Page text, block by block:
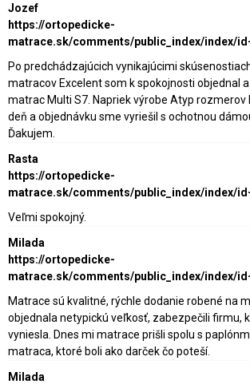
Jozef
https://ortopedicke-
matrace.sk/comments/public_index/index/
Po predchádzajúcich vynikajúcimi
matracov Excelent som k spokojnosti objednal
matrac Multi S7. Napriek výrobe Atyp rozmerov
deň a objednávku sme vyriešil s ochotnou
Ďakujem.
Rasta
https://ortopedicke-
matrace.sk/comments/public_index/index/
Veľmi spokojný.
Milada
https://ortopedicke-
matrace.sk/comments/public_index/index/
Matrace sú kvalitné, rýchle dodanie robené na
objednala netypickú veľkosť, zabezpečili firmu,
vyniesla. Dnes mi matrace prišli spolu s
matraca, ktoré boli ako darček čo poteší.
Milada